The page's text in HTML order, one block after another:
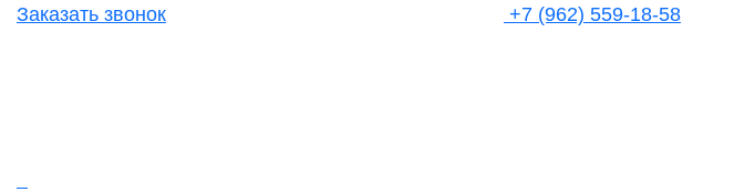
Заказать звонок +7 (962) 559-18-58